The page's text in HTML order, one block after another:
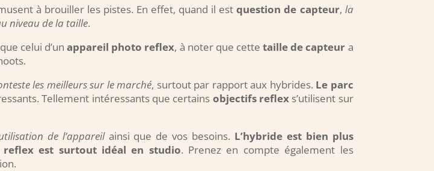
à brouiller les pistes. En effet, quand il estquestion de capteur, la
niveau de la taille.
celui d’unappareil photo reflex, à noter que cettetaille de capteur a
les meilleurs sur le marché, surtout par rapport aux hybrides. Le parc
Tellement intéressants que certains objectifs reflexs’utilisent sur
de l’appareilainsi que de vos besoins. L’hybride est bien plus
reflex est surtout idéal en studio. Prenez en compte également les